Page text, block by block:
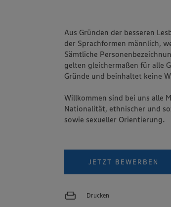
Aus Gründen der besseren
der Sprachformen männlich,
Sämtliche
gelten gleichermaßen für alle
Gründe und beinhaltet keine
Willkommen sind bei uns alle
Nationalität, ethnischer und
sowie sexueller Orientierung.
JETZT BEWERBEN
Drucken